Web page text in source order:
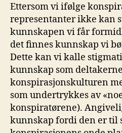
Ettersom vi ifølge
representanter ikke kan
kunnskapen vi får
det finnes kunnskap vi
Dette kan vi kalle
kunnskap som
konspirasjonskulturen
som undertrykkes av
konspiratørene).
kunnskap fordi den er til